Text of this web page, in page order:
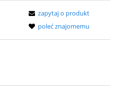
zapytaj o produkt
poleć znajomemu